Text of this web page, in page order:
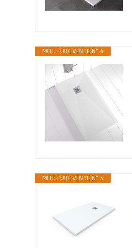
MEILLEURE VENTE N° 4
MEILLEURE VENTE N° 5